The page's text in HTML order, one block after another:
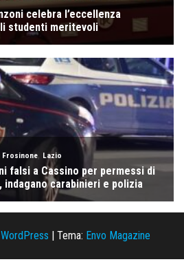
WordPress | Tema: Envo Magazine